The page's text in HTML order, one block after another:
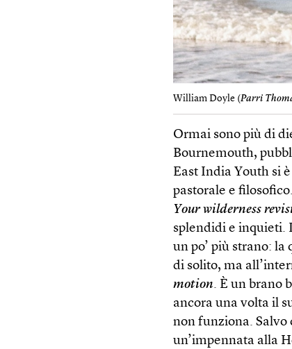
William Doyle (Parri
Ormai sono più di
Bournemouth,
East India Youth si
pastorale e
Your wilderness
splendidi e
un po’ più strano:
di solito, ma
motion. È un brano
ancora una volta il
non funziona. Salvo
un’impennata alla